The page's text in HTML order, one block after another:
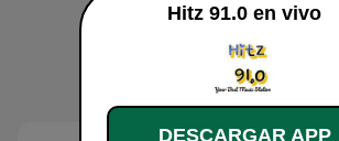
Hitz 91.0 en vivo
DESCARGAR APP